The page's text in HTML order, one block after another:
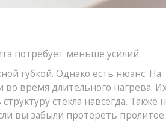
потребует меньше усилий.
губкой. Однако есть нюанс. На
во время длительного нагрева.
стекла навсегда. Также
вы забыли протереть пролитое